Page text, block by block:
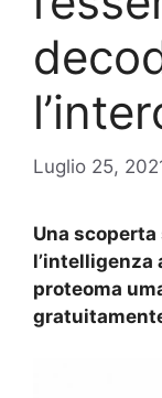
Luglio 25,
Una
proteoma